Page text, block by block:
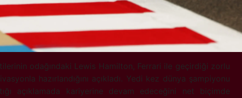
odağındaki Lewis Hamilton, Ferrari ile geçirdiği zorlu
hazırlandığını açıkladı. Yedi kez dünya şampiyonu
açıklamada kariyerine devam edeceğini net biçimde